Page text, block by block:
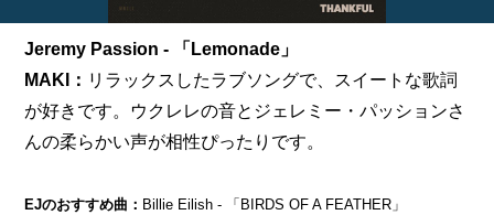
Jeremy Passion - 「Lemonade」
MAKI： リラックスしたラブソングで、スイートな歌詞
が好きです。ウクレレの音とジェレミー・パッションさ
んの柔らかい声が相性ぴったりです。
EJのおすすめ曲： Billie Eilish - 「BIRDS OF A FEATHER」